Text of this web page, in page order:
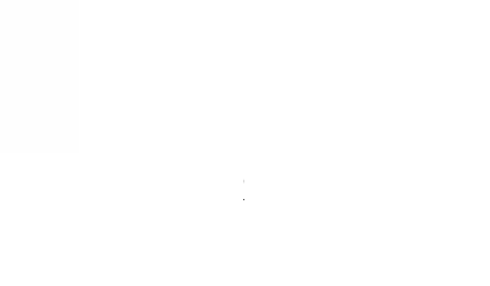
Gütermann Extra strong -